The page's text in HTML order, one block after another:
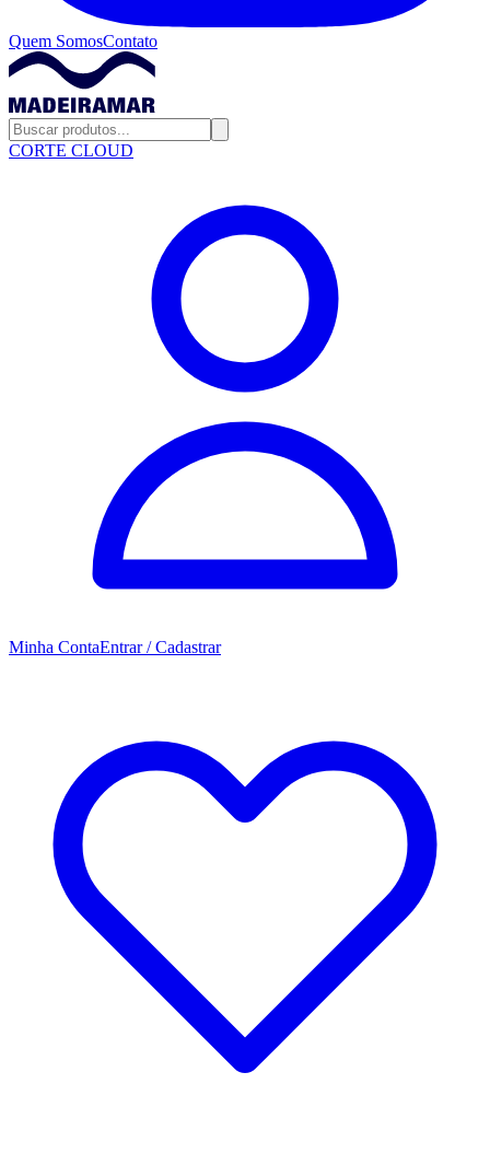
Quem SomosContato
CORTE CLOUD
Minha ContaEntrar / Cadastrar